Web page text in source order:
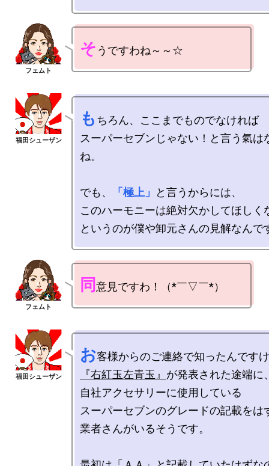
そ
も ちろん、ここまでものでなければ
スーパーセブンじゃない！と言う氣は
ね。
でも、 「極上」
と言うからには、
このハーモニーは絶対欠かしてほしく
同
お
『右紅玉左青玉』 が発表された途端に
自社アクセサリーに使用している
スーパーセブンのグレードの記載をは
業者さんがいるそうです。